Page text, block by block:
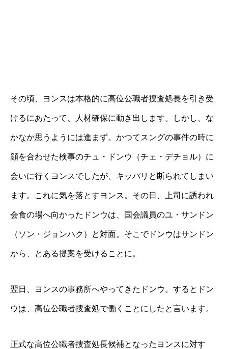
その頃、ヨンスは本格的に高位公職者捜査処長を引き受
けるにあたって、人材確保に動き出します。しかし、な
かなか思うようには進まず。かつてスングの事件の時に
顔を合わせた検事のチュ・ドンウ（チェ・デチョル）に
会いに行くヨンスでしたが、キッパリと断られてしまい
ます。これに気を落とすヨンス。その日、上司に誘われ
会食の場へ向かったドンウは、国会議員のユ・サンドン
（ソン・ジョンハク）と対面。そこでドンウはサンドン
から、とある提案を受けることに。
翌日、ヨンスの事務所へやってきたドンウ。するとドン
ウは、高位公職者捜査処で働くことにしたと言います。
正式な高位公職者捜査処長候補となったヨンスに対す